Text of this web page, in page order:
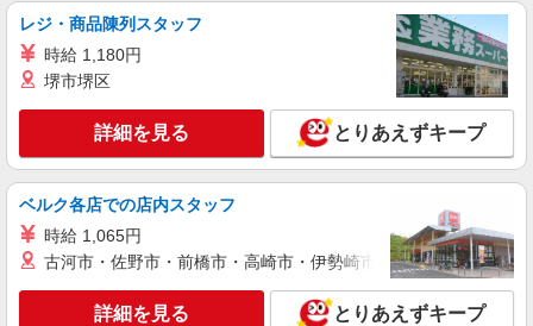
大阪府高槻市（阪急京都本線総持寺駅）
キープ 詳細を見る
株式会社パソナ・大阪(NO.6001141557)
NEW
医療事務/総合・フロアー受付
月給196000円 ★交通費規定に基づき交通費支
大阪府高槻市（JR東海道本線高槻駅）
キープ 詳細を見る
レジ・商品陳列スタッフ
時給 1,180円
堺市堺区
詳細を見る とりあえずキープ
ベルク各店での店内スタッフ
時給 1,065円
古河市・佐野市・前橋市・高崎市・伊勢崎市・太田市・館林市
詳細を見る とりあえずキープ